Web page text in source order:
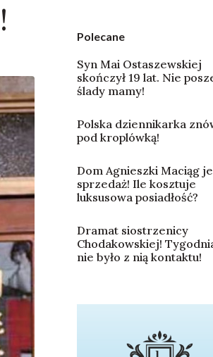
Polecane
Syn Mai Ostaszewskiej
skończył 19 lat. Nie
ślady mamy!
Polska dziennikarka
pod kroplówką!
Dom Agnieszki Maciąg
sprzedaż! Ile kosztuje
luksusowa posiadłość?
Dramat siostrzenicy
Chodakowskiej!
nie było z nią kontaktu!